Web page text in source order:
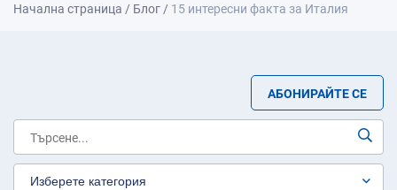
Начална страница / Блог / 15 интересни факта за Италия
АБОНИРАЙТЕ СЕ